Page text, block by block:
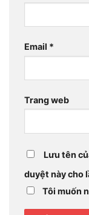
Email *
Trang web
Lưu tên
duyệt này cho
Tôi muốn